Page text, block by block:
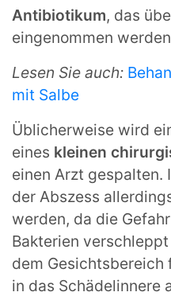
Antibiotikum, das
eingenommen
Lesen Sie auch:
mit Salbe
Üblicherweise wird
eines kleinen
einen Arzt gespalten.
der Abszess
werden, da die
Bakterien
dem Gesichtsbereich
in das Schädelinnere